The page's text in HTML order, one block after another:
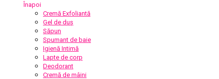
Înapoi
Cremă Exfoliantă
Gel de duș
Săpun
Spumant de baie
Igienă Intimă
Lapte de corp
Deodorant
Cremă de mâini